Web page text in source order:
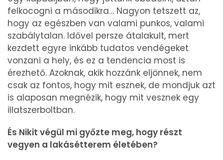
felkocogni a másodikra… Nagyon tetszett az,
hogy az egészben van valami punkos, valami
szabálytalan. Idővel persze átalakult, mert
kezdett egyre inkább tudatos vendégeket
vonzani a hely, és ez a tendencia most is
érezhető. Azoknak, akik hozzánk eljönnek, nem
csak az fontos, hogy mit esznek, de mondjuk azt
is alaposan megnézik, hogy mit vesznek egy
illatszerboltban.
És Nikit végül mi győzte meg, hogy részt
vegyen a lakásétterem életében?